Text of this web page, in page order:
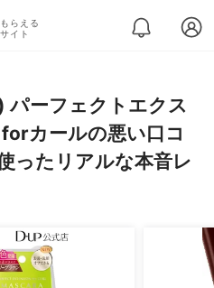
らえる
イト
パーフェクトエクス
カールの悪い口コ
ったリアルな本音レ